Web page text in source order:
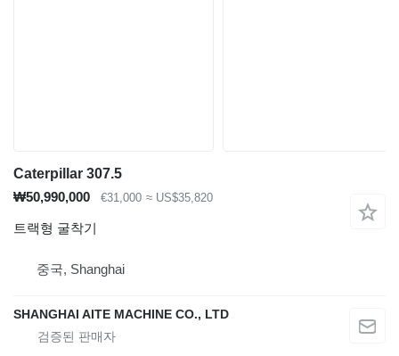
Caterpillar 307.5
₩50,990,000
€31,000 ≈ US$35,820
트랙형 굴착기
중국, Shanghai
SHANGHAI AITE MACHINE CO., LTD